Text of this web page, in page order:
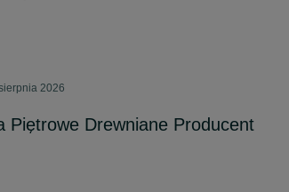
2026
Piętrowe Drewniane Producent